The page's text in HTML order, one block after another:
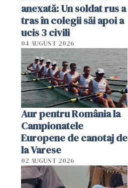
anexată: Un soldat rus a
tras în colegii săi apoi a
ucis 3 civili
04 AUGUST 2026
Aur pentru România la
Campionatele
Europene de canotaj de
la Varese
02 AUGUST 2026